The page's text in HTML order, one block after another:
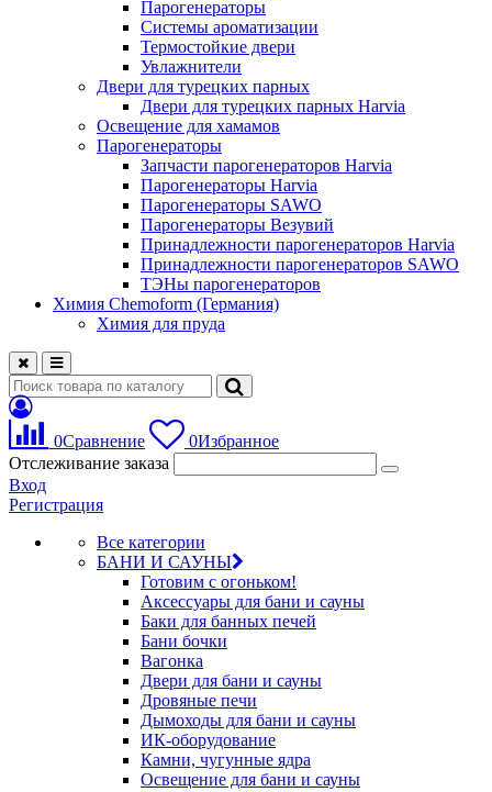
Парогенераторы
Системы ароматизации
Термостойкие двери
Увлажнители
Двери для турецких парных
Двери для турецких парных Harvia
Освещение для хамамов
Парогенераторы
Запчасти парогенераторов Harvia
Парогенераторы Harvia
Парогенераторы SAWO
Парогенераторы Везувий
Принадлежности парогенераторов Harvia
Принадлежности парогенераторов SAWO
ТЭНы парогенераторов
Химия Chemoform (Германия)
Химия для пруда
0Сравнение 0Избранное
Отслеживание заказа
Вход
Регистрация
Все категории
БАНИ И САУНЫ
Готовим с огоньком!
Аксессуары для бани и сауны
Баки для банных печей
Бани бочки
Вагонка
Двери для бани и сауны
Дровяные печи
Дымоходы для бани и сауны
ИК-оборудование
Камни, чугунные ядра
Освещение для бани и сауны